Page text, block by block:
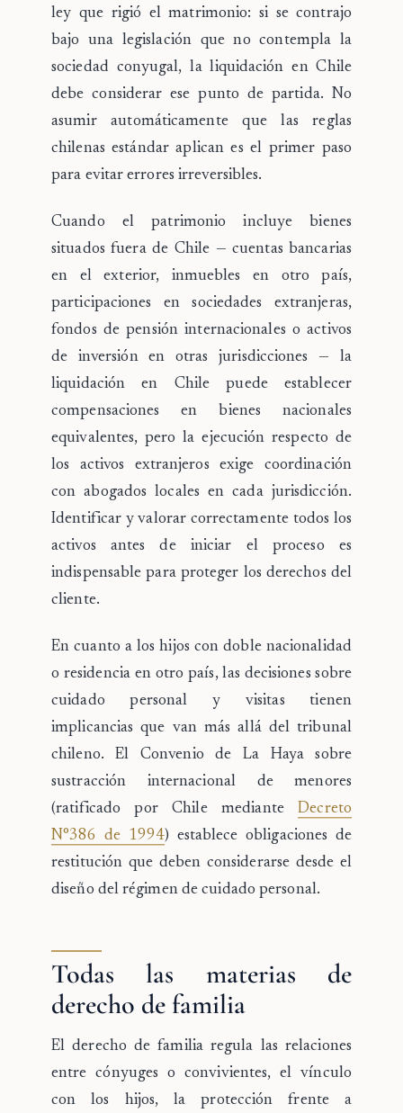
ley que rigió el matrimonio: si se contrajo
bajo una legislación que no contempla la
sociedad conyugal, la liquidación en Chile
debe considerar ese punto de partida. No
asumir automáticamente que las reglas
chilenas estándar aplican es el primer paso
para evitar errores irreversibles.
Cuando el patrimonio incluye bienes
situados fuera de Chile — cuentas bancarias
en el exterior, inmuebles en otro país,
participaciones en sociedades extranjeras,
fondos de pensión internacionales o activos
de inversión en otras jurisdicciones — la
liquidación en Chile puede establecer
compensaciones en bienes nacionales
equivalentes, pero la ejecución respecto de
los activos extranjeros exige coordinación
con abogados locales en cada jurisdicción.
Identificar y valorar correctamente todos los
activos antes de iniciar el proceso es
indispensable para proteger los derechos del
cliente.
En cuanto a loshijos con doble nacionalidad
o residencia en otro país, las decisiones sobre
cuidado personal y visitas tienen
implicancias que van más allá del tribunal
chileno. El Convenio de La Haya sobre
sustracción internacional de menores
(ratificado por Chile medianteDecreto
N°386 de 1994) establece obligaciones de
restitución que deben considerarse desde el
diseño del régimen de cuidado personal.
Todas las materias de
derecho de familia
El derecho de familia regula las relaciones
entre cónyuges o convivientes, el vínculo
con los hijos, la protección frente a